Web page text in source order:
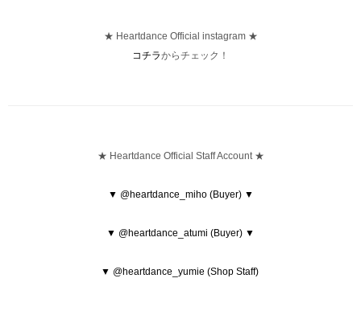
★ Heartdance Official instagram ★
コチラからチェック！
★ Heartdance Official Staff Account ★
▼ @heartdance_miho (Buyer) ▼
▼ @heartdance_atumi (Buyer) ▼
▼ @heartdance_yumie (Shop Staff)